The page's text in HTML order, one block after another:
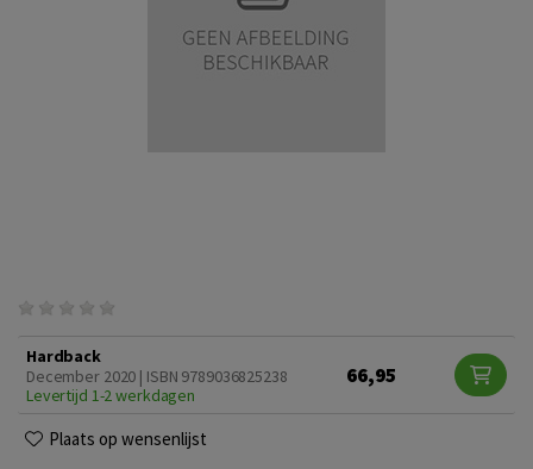
Hardback
December 2020 | ISBN 9789036825238
Levertijd 1-2 werkdagen
66,95
Plaats op wensenlijst